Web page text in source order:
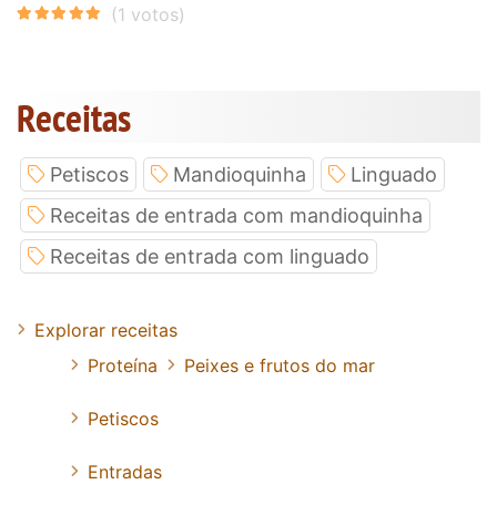
Receitas
Petiscos Mandioquinha
Linguado
Receitas de entrada com mandioquinha
Receitas de entrada com linguado
Explorar receitas
Proteína
Peixes e frutos do mar
Petiscos
Entradas